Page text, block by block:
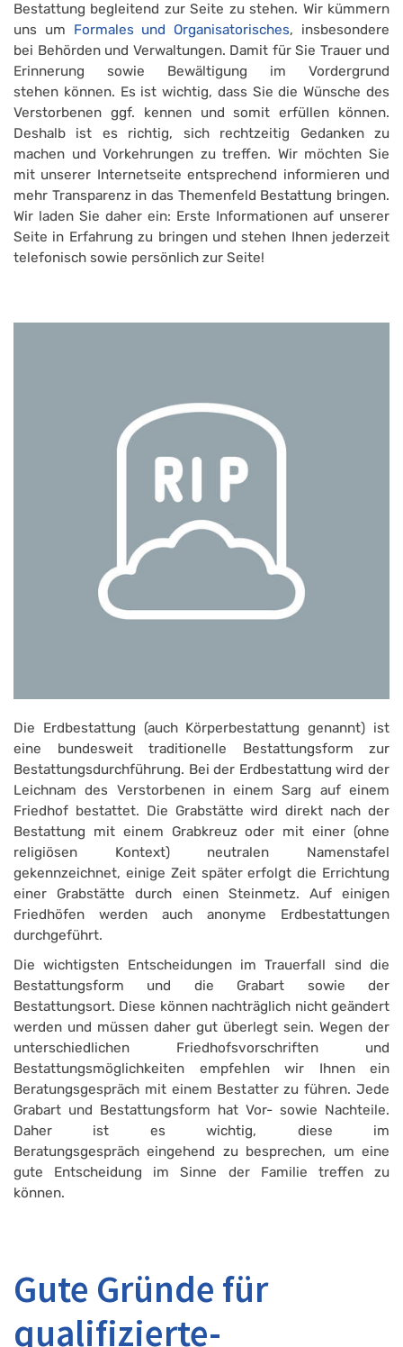
Bestattung begleitend zur Seite zu stehen. Wir kümmern
uns um Formales und Organisatorisches, insbesondere
bei Behörden und Verwaltungen. Damit für Sie Trauer und
Erinnerung sowie Bewältigung im Vordergrund
stehen können. Es ist wichtig, dass Sie die Wünsche des
Verstorbenen ggf. kennen und somit erfüllen können.
Deshalb ist es richtig, sich rechtzeitig Gedanken zu
machen und Vorkehrungen zu treffen. Wir möchten Sie
mit unserer Internetseite entsprechend informieren und
mehr Transparenz in das Themenfeld Bestattung bringen.
Wir laden Sie daher ein: Erste Informationen auf unserer
Seite in Erfahrung zu bringen und stehen Ihnen jederzeit
telefonisch sowie persönlich zur Seite!
Die Erdbestattung (auch Körperbestattung genannt) ist
eine bundesweit traditionelle Bestattungsform zur
Bestattungsdurchführung. Bei der Erdbestattung wird der
Leichnam des Verstorbenen in einem Sarg auf einem
Friedhof bestattet. Die Grabstätte wird direkt nach der
Bestattung mit einem Grabkreuz oder mit einer (ohne
religiösen Kontext) neutralen Namenstafel
gekennzeichnet, einige Zeit später erfolgt die Errichtung
einer Grabstätte durch einen Steinmetz. Auf einigen
Friedhöfen werden auch anonyme Erdbestattungen
durchgeführt.
Die wichtigsten Entscheidungen im Trauerfall sind die
Bestattungsform und die Grabart sowie der
Bestattungsort. Diese können nachträglich nicht geändert
werden und müssen daher gut überlegt sein. Wegen der
unterschiedlichen Friedhofsvorschriften und
Bestattungsmöglichkeiten empfehlen wir Ihnen ein
Beratungsgespräch mit einem Bestatter zu führen. Jede
Grabart und Bestattungsform hat Vor- sowie Nachteile.
Daher ist es wichtig, diese im
Beratungsgespräch eingehend zu besprechen, um eine
gute Entscheidung im Sinne der Familie treffen zu
können.
Gute Gründe für
qualifizierte-